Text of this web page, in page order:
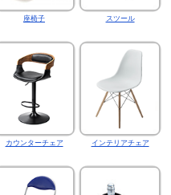
座椅子 スツール
カウンターチェア インテリアチェア